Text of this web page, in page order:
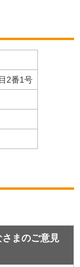
2番1号
まのご意見